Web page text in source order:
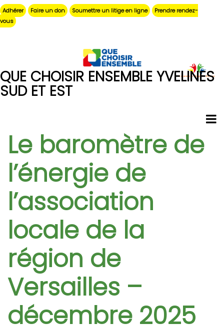
Aller
au
contenu
Adhérer Faire un don Soumettre un litige en ligne
Prendre rendez-
vous
QUE CHOISIR ENSEMBLE YVELINES
SUD ET EST
Le baromètre de
l’énergie de
l’association
locale de la
région de
Versailles –
décembre 2025